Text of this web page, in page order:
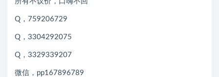
Q，759206729
Q，3304292075
Q，3329339207
微信，pp167896789